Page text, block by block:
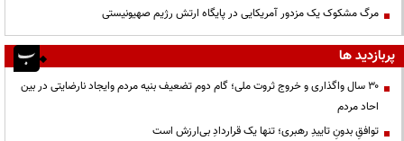
مرگ مشکوک یک مزدور آمریکایی در پایگاه ارتش رژیم صهیونیستی
پربازدید ها
۳۰ سال واگذاری و خروج ثروت ملی؛ گام دوم تضعیف بنیه مردم وایجاد نارضایتی در بین
احاد مردم
توافقِ بدونِ تاییدِ رهبری؛ تنها یک قراردادِ بی‌ارزش است